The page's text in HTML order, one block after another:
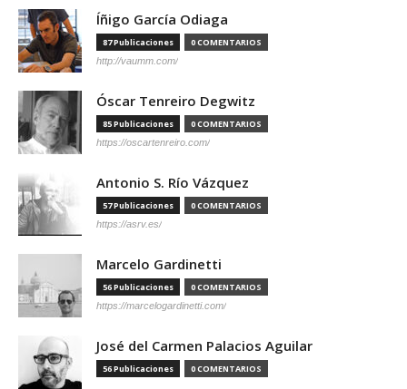
Íñigo García Odiaga
87 Publicaciones 0 COMENTARIOS
http://vaumm.com/
Óscar Tenreiro Degwitz
85 Publicaciones 0 COMENTARIOS
https://oscartenreiro.com/
Antonio S. Río Vázquez
57 Publicaciones 0 COMENTARIOS
https://asrv.es/
Marcelo Gardinetti
56 Publicaciones 0 COMENTARIOS
https://marcelogardinetti.com/
José del Carmen Palacios Aguilar
56 Publicaciones 0 COMENTARIOS